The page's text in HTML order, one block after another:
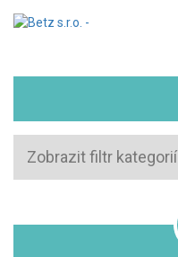
Zobrazit filtr kategorií